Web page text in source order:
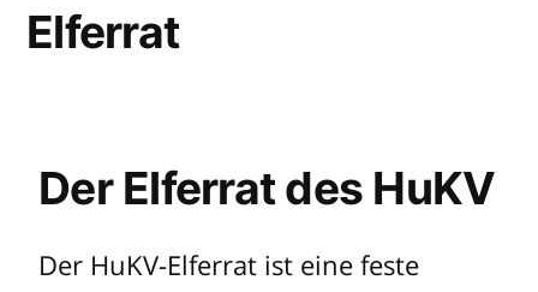
Elferrat
Der Elferrat des HuKV
Der HuKV-Elferrat ist eine feste